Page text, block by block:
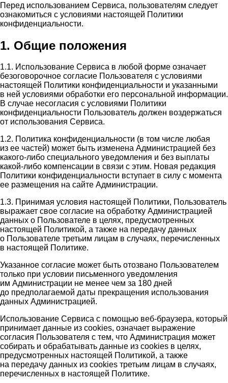
Перед использованием Сервиса, пользователям следует
ознакомиться с условиями настоящей Политики
конфиденциальности.
1. Общие положения
1.1. Использование Сервиса в любой форме означает
безоговорочное согласие Пользователя с условиями
настоящей Политики конфиденциальности и указанными
в ней условиями обработки его персональной информации.
В случае несогласия с условиями Политики
конфиденциальности Пользователь должен воздержаться
от использования Сервиса.
1.2. Политика конфиденциальности (в том числе любая
из ее частей) может быть изменена Администрацией без
какого-либо специального уведомления и без выплаты
какой-либо компенсации в связи с этим. Новая редакция
Политики конфиденциальности вступает в силу с момента
ее размещения на сайте Администрации.
1.3. Принимая условия настоящей Политики, Пользователь
выражает свое согласие на обработку Администрацией
данных о Пользователе в целях, предусмотренных
настоящей Политикой, а также на передачу данных
о Пользователе третьим лицам в случаях, перечисленных
в настоящей Политике.
Указанное согласие может быть отозвано Пользователем
только при условии письменного уведомления
им Администрации не менее чем за 180 дней
до предполагаемой даты прекращения использования
данных Администрацией.
Использование Сервиса с помощью веб-браузера, который
принимает данные из cookies, означает выражение
согласия Пользователя с тем, что Администрация может
собирать и обрабатывать данные из cookies в целях,
предусмотренных настоящей Политикой, а также
на передачу данных из cookies третьим лицам в случаях,
перечисленных в настоящей Политике.